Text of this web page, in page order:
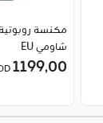
شاومي EU
1199٫00JOD